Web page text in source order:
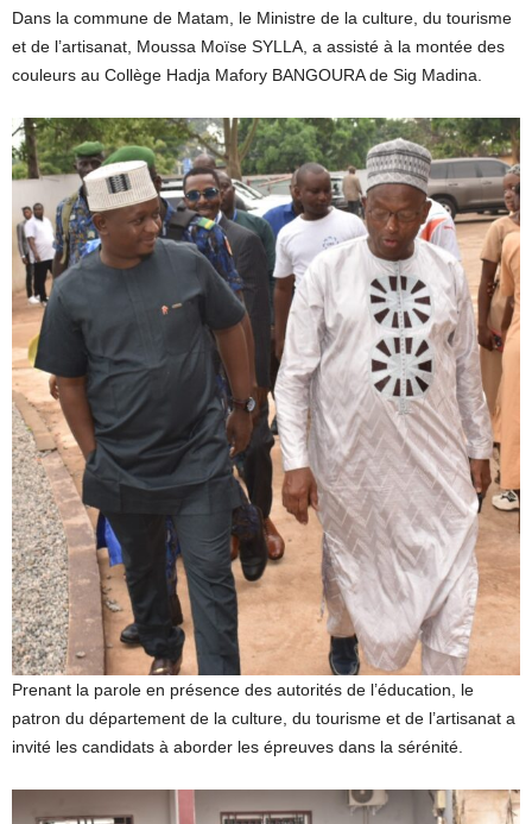
Dans la commune de Matam, le Ministre de la culture, du tourisme
et de l’artisanat, Moussa Moïse SYLLA, a assisté à la montée des
couleurs au Collège Hadja Mafory BANGOURA de Sig Madina.
Prenant la parole en présence des autorités de l’éducation, le
patron du département de la culture, du tourisme et de l’artisanat a
invité les candidats à aborder les épreuves dans la sérénité.